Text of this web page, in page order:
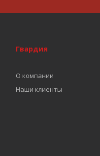
Гвардия
О компании
Наши клиенты